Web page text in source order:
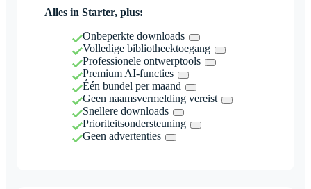
Alles in Starter, plus:
Onbeperkte downloads
Volledige bibliotheektoegang
Professionele ontwerptools
Premium AI-functies
Één bundel per maand
Geen naamsvermelding vereist
Snellere downloads
Prioriteitsondersteuning
Geen advertenties